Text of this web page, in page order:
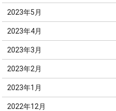
2023年5月
2023年4月
2023年3月
2023年2月
2023年1月
2022年12月